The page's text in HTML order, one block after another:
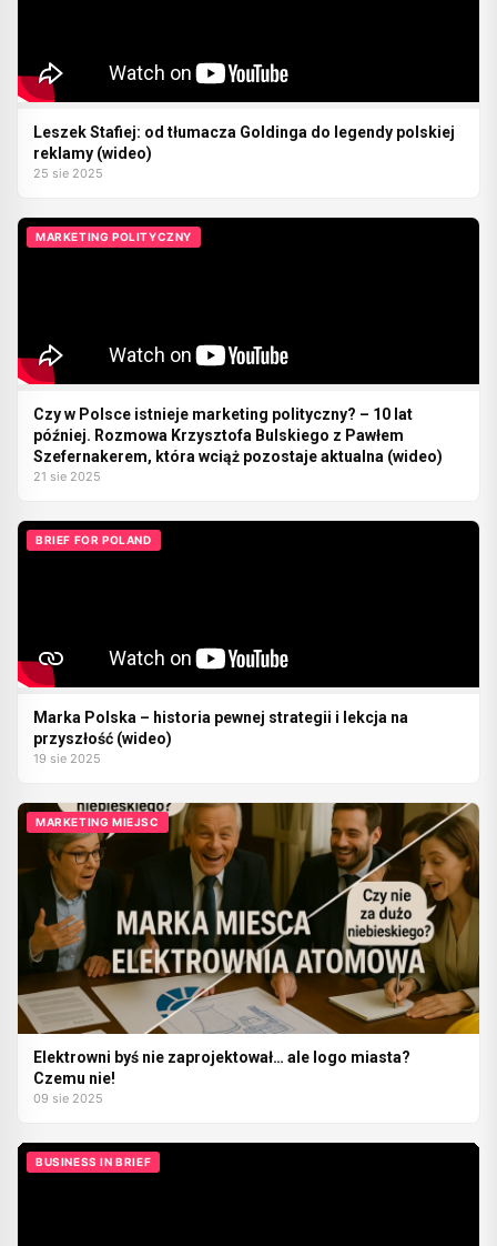
Leszek Stafiej: od tłumacza Goldinga do legendy polskiej
reklamy (wideo)
25 sie 2025
MARKETING POLITYCZNY
Czy w Polsce istnieje marketing polityczny? – 10 lat
później. Rozmowa Krzysztofa Bulskiego z Pawłem
Szefernakerem, która wciąż pozostaje aktualna (wideo)
21 sie 2025
BRIEF FOR POLAND
Marka Polska – historia pewnej strategii i lekcja na
przyszłość (wideo)
19 sie 2025
MARKETING MIEJSC
Elektrowni byś nie zaprojektował… ale logo miasta?
Czemu nie!
09 sie 2025
BUSINESS IN BRIEF